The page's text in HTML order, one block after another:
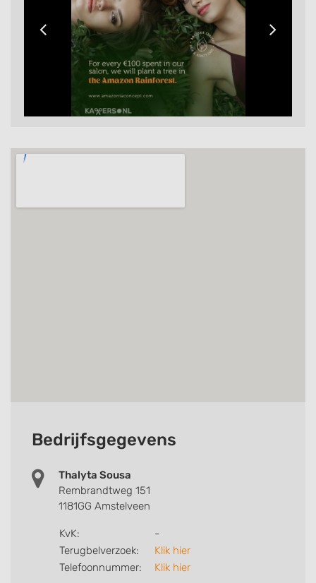
Bedrijfsgegevens
Thalyta Sousa
Rembrandtweg 151
1181GG Amstelveen
KvK:
-
Terugbelverzoek:
Klik hier
Telefoonnummer:
Klik hier